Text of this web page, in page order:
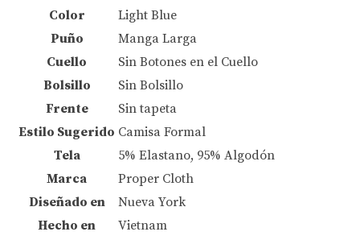
Color
Light Blue
Puño
Manga Larga
Cuello
Sin Botones en el Cuello
Bolsillo
Sin Bolsillo
Frente
Sin tapeta
Estilo Sugerido Camisa Formal
Tela
5% Elastano, 95% Algodón
Marca
Proper Cloth
Diseñado en
Nueva York
Hecho en
Vietnam